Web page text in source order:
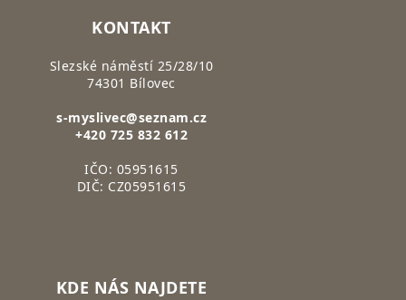
KONTAKT
Slezské náměstí 25/28/10
74301 Bílovec
s-myslivec@seznam.cz
+420 725 832 612
IČO: 05951615
DIČ: CZ05951615
KDE NÁS NAJDETE